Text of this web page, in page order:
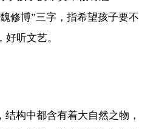
修博”三字，指希望孩子要不
听文艺。
构中都含有着大自然之物，